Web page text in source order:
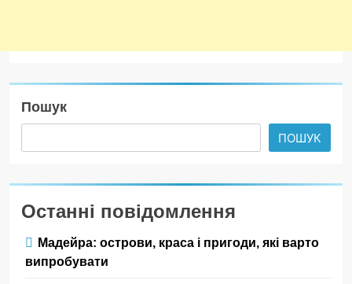
Пошук
ПОШУК
Останні повідомлення
Мадейра: острови, краса і пригоди, які варто
випробувати